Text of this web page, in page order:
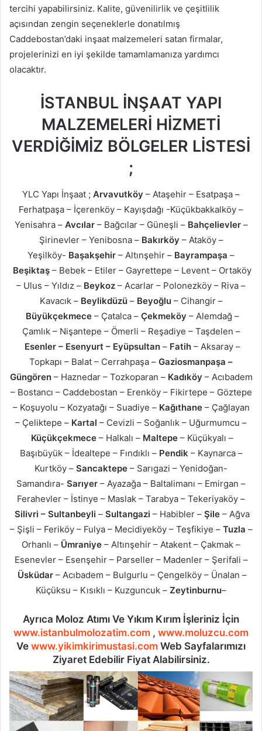
tercihi yapabilirsiniz. Kalite, güvenilirlik ve çeşitlilik
açısından zengin seçeneklerle donatılmış
Caddebostan’daki inşaat malzemeleri satan firmalar,
projelerinizi en iyi şekilde tamamlamanıza yardımcı
olacaktır.
İSTANBUL İNŞAAT YAPI
MALZEMELERİ HİZMETİ
VERDİĞİMİZ BÖLGELER LİSTESİ
;
YLC Yapı İnşaat ; Arvavutköy – Ataşehir – Esatpaşa –
Ferhatpaşa – İçerenköy – Kayışdağı -Küçükbakkalköy –
Yenisahra – Avcılar– Bağcılar – Güneşli – Bahçelievler–
Şirinevler – Yenibosna – Bakırköy – Ataköy –
Yeşilköy- Başakşehir – Altınşehir – Bayrampaşa –
Beşiktaş – Bebek – Etiler – Gayrettepe – Levent – Ortaköy
– Ulus – Yıldız – Beykoz – Acarlar – Polonezköy – Riva –
Kavacık –Beylikdüzü– Beyoğlu– Cihangir –
Büyükçekmece– Çatalca –Çekmeköy – Alemdağ –
Çamlık – Nişantepe – Ömerli – Reşadiye – Taşdelen –
Esenler – Esenyurt – Eyüpsultan– Fatih– Aksaray –
Topkapı – Balat – Cerrahpaşa – Gaziosmanpaşa –
Güngören– Haznedar – Tozkoparan – Kadıköy – Acıbadem
– Bostancı – Caddebostan – Erenköy – Fikirtepe – Göztepe
– Koşuyolu – Kozyatağı – Suadiye – Kağıthane– Çağlayan
– Çeliktepe – Kartal – Cevizli – Soğanlık – Uğurmumcu –
Küçükçekmece – Halkalı – Maltepe – Küçükyalı –
Başıbüyük – İdealtepe – Fındıklı – Pendik – Kaynarca –
Kurtköy – Sancaktepe – Sarıgazi – Yenidoğan-
Samandıra- Sarıyer – Ayazağa – Baltalimanı – Emirgan –
Ferahevler – İstinye – Maslak – Tarabya – Tekeriyaköy –
Silivri – Sultanbeyli – Sultangazi – Habibler – Şile – Ağva
– Şişli – Feriköy – Fulya – Mecidiyeköy – Teşfikiye – Tuzla –
Orhanlı – Ümraniye – Altınşehir – Atakent – Çakmak –
Esenevler – Esenşehir – Parseller – Madenler – Şerifali –
Üsküdar – Acıbadem – Bulgurlu – Çengelköy – Ünalan –
Küçüksu – Kısıklı – Kuzguncuk – Zeytinburnu–
Ayrıca Moloz Atımı Ve Yıkım Kırım İşleriniz İçin
www.istanbulmolozatim.com , www.moluzcu.com
Ve www.yikimkirimustasi.com Web Sayfalarımızı
Ziyaret Edebilir Fiyat Alabilirsiniz.